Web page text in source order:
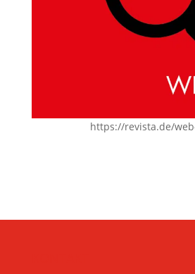
https://revista.de/